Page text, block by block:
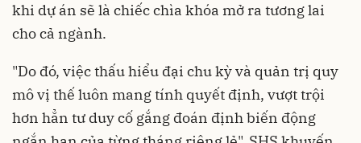
khi dự án sẽ là chiếc chìa khóa mở ra tương lai
cho cả ngành.
"Do đó, việc thấu hiểu đại chu kỳ và quản trị quy
mô vị thế luôn mang tính quyết định, vượt trội
hơn hẳn tư duy cố gắng đoán định biến động